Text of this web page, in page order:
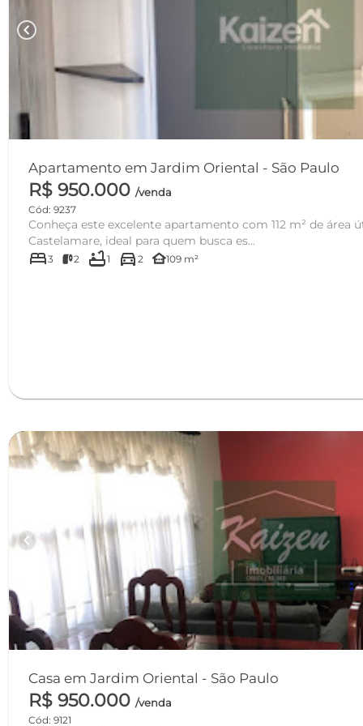
chevron_left
Apartamento em Jardim Oriental - São Paulo
R$ 950.000 /venda
Cód: 9237
Conheça este excelente apartamento com 112 m² de área
Castelamare, ideal para quem busca es...
bed3 2 bathtub1 directions_car 2 other_houses109 m²
chevron_left
Casa em Jardim Oriental - São Paulo
R$ 950.000 /venda
Cód: 9121